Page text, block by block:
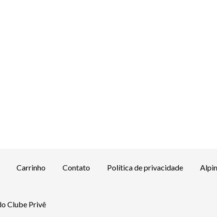
Carrinho Contato Política de privacidade
Clube Privê